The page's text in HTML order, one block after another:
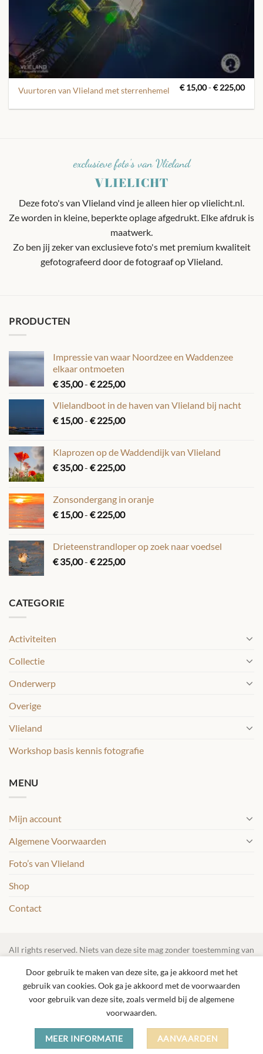
Vuurtoren van Vlieland met sterrenhemel €15,00-€225,00
€
exclusieve foto's van Vlieland
VLIELICHT
Deze foto's van Vlieland vind je alleen hier op vlielicht.nl.
Ze worden in kleine, beperkte oplage afgedrukt. Elke afdruk is
maatwerk.
Zo ben jij zeker van exclusieve foto's met premium kwaliteit
gefotografeerd door de fotograaf op Vlieland.
PRODUCTEN
Impressie van waar Noordzee en Waddenzee
elkaar ontmoeten
€35,00- €225,00Prijsklasse:
tot
€ 225,00
Vlielandboot in de haven van Vlieland bij nacht
€15,00- €225,00Prijsklasse:
€ 225,00
Klaprozen op de Waddendijk van Vlieland
€35,00- €225,00Prijsklasse:
€ 225,00
Zonsondergang in oranje
€15,00- €225,00Prijsklasse:
€ 225,00
Drieteenstrandloper op zoek naar voedsel
€35,00- €225,00Prijsklasse:
CATEGORIE
Activiteiten
Collectie
Onderwerp
Overige
Vlieland
Workshop basis kennis fotografie
MENU
Mijn account
Algemene Voorwaarden
Foto’s van Vlieland
Shop
Contact
All rights reserved. Niets van deze site mag zonder toestemming van
vormen van kunstmatige intelligentie met materiaal van deze site is
niet toegestaan.
Copyright 2026 ©VlielichtAll rights reserved. Scraping for
training AI is forbidden.
Door gebruik te maken van deze site, ga je akkoord met het
gebruik van cookies. Ook ga je akkoord met de voorwaarden
voor gebruik van deze site, zoals vermeld bij de algemene
voorwaarden.
MEER INFORMATIE AANVAARDEN